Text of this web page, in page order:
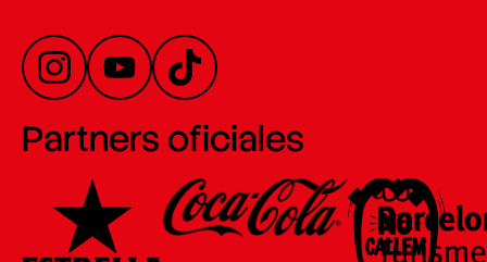
Partners oficiales